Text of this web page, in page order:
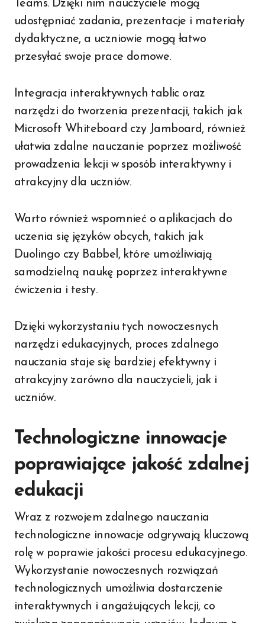
Teams. Dzięki nim nauczyciele mogą
udostępniać zadania, prezentacje i materiały
dydaktyczne, a uczniowie mogą łatwo
przesyłać swoje prace domowe.
Integracja interaktywnych tablic oraz
narzędzi do tworzenia prezentacji, takich jak
Microsoft Whiteboard czy Jamboard, również
ułatwia zdalne nauczanie poprzez możliwość
prowadzenia lekcji w sposób interaktywny i
atrakcyjny dla uczniów.
Warto również wspomnieć o aplikacjach do
uczenia się języków obcych, takich jak
Duolingo czy Babbel, które umożliwiają
samodzielną naukę poprzez interaktywne
ćwiczenia i testy.
Dzięki wykorzystaniu tych nowoczesnych
narzędzi edukacyjnych, proces zdalnego
nauczania staje się bardziej efektywny i
atrakcyjny zarówno dla nauczycieli, jak i
uczniów.
Technologiczne innowacje
poprawiające jakość zdalnej
edukacji
Wraz z rozwojem zdalnego nauczania
technologiczne innowacje odgrywają kluczową
rolę w poprawie jakości procesu edukacyjnego.
Wykorzystanie nowoczesnych rozwiązań
technologicznych umożliwia dostarczenie
interaktywnych i angażujących lekcji, co